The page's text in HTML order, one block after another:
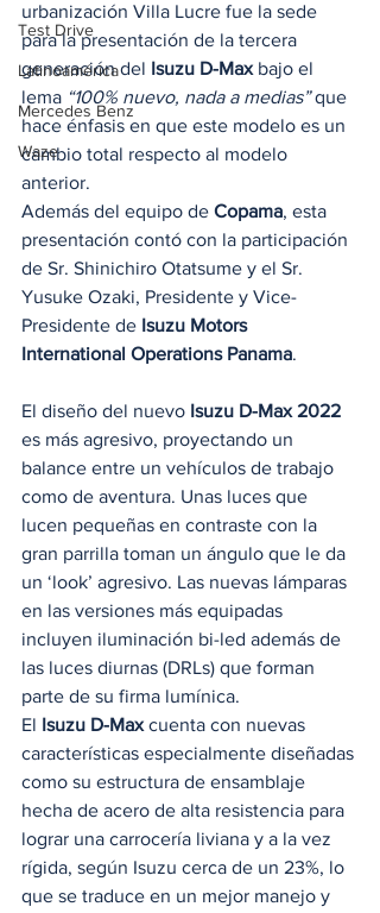
Test Drive
Latinoamérica
Mercedes Benz
Waze
urbanización Villa Lucre fue la sede
para la presentación de la tercera
generación del Isuzu D-Max bajo el
lema “100% nuevo, nada a medias” que
hace énfasis en que este modelo es un
cambio total respecto al modelo
anterior.
Además del equipo de Copama, esta
presentación contó con la participación
de Sr. Shinichiro Otatsume y el Sr.
Yusuke Ozaki, Presidente y Vice-
Presidente de Isuzu Motors
International Operations Panama.
El diseño del nuevo Isuzu D-Max 2022
es más agresivo, proyectando un
balance entre un vehículos de trabajo
como de aventura. Unas luces que
lucen pequeñas en contraste con la
gran parrilla toman un ángulo que le da
un ‘look’ agresivo. Las nuevas lámparas
en las versiones más equipadas
incluyen iluminación bi-led además de
las luces diurnas (DRLs) que forman
parte de su firma lumínica.
El Isuzu D-Max cuenta con nuevas
características especialmente diseñadas
como su estructura de ensamblaje
hecha de acero de alta resistencia para
lograr una carrocería liviana y a la vez
rígida, según Isuzu cerca de un 23%, lo
que se traduce en un mejor manejo y